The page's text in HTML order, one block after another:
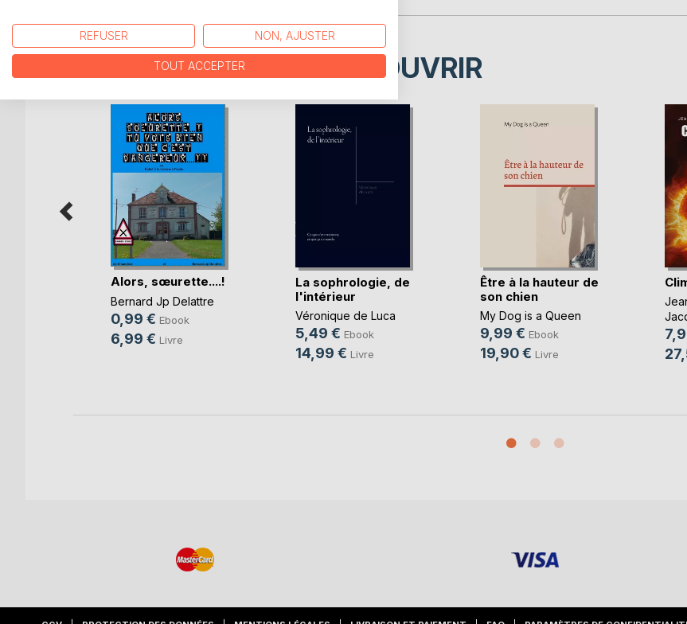
D’AUTRES TITRES À DÉCOUVRIR
Alors, sœurette....!
Bernard Jp Delattre
0,99 € Ebook
6,99 € Livre
La sophrologie, de
l'intérieur
Véronique de Luca
5,49 € Ebook
14,99 € Livre
Être à la hauteur de
son chien
My Dog is a Queen
9,99 € Ebook
19,90 € Livre
REFUSER NON, AJUSTER
TOUT ACCEPTER